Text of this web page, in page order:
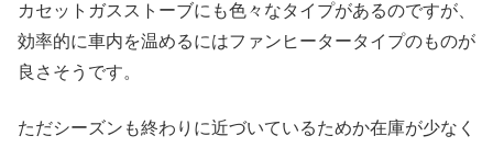
カセットガスストーブにも色々なタイプがあるのですが、
効率的に車内を温めるにはファンヒータータイプのものが
良さそうです。
ただシーズンも終わりに近づいているためか在庫が少なく